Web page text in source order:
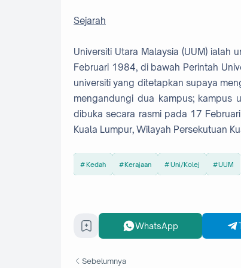
Sejarah
Universiti Utara Malaysia (UUM) ialah
Februari 1984, di bawah Perintah
universiti yang ditetapkan supaya
mengandungi dua kampus;
dibuka secara rasmi pada 17
Kuala Lumpur, Wilayah Persekutuan
Kedah Kerajaan Uni/Kolej UUM
WhatsApp
Sebelumnya